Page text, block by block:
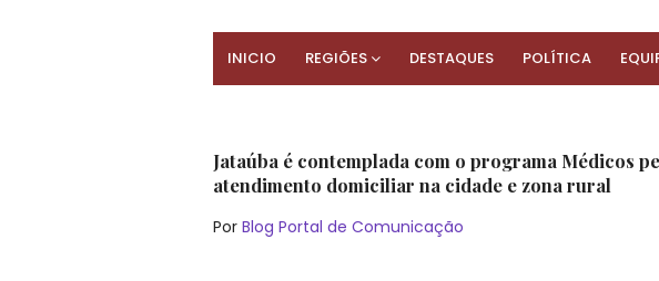
INICIO REGIÕES DESTAQUES POLÍTICA
Jataúba é contemplada com o programa Médicos
atendimento domiciliar na cidade e zona rural
Por Blog Portal de Comunicação